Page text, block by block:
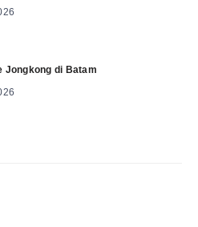
Jongkong di Batam